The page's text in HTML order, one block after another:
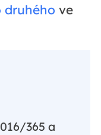
druhého ve
365 a